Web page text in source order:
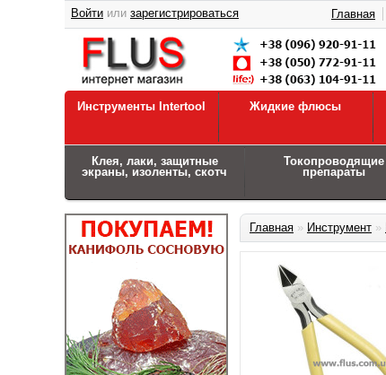
Войти или зарегистрироваться Главная
Инструменты Intertool Жидкие флюсы
Клея, лаки, защитные
экраны, изоленты, скотч
Токопроводящие
препараты
Главная » Инструмент »